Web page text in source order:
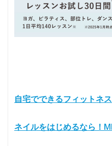
自宅でできるフィットネ
ネイルをはじめるなら！